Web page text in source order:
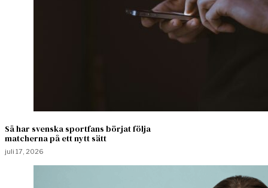
Så har svenska sportfans börjat följa
matcherna på ett nytt sätt
juli 17, 2026